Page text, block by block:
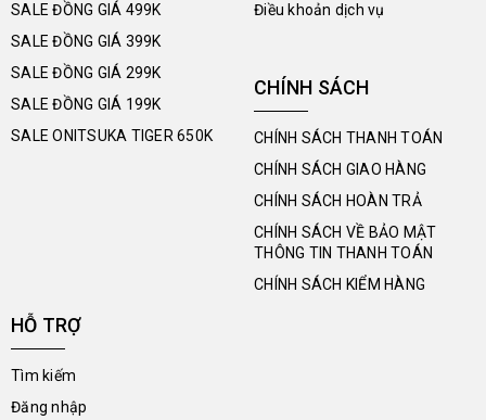
SALE ĐỒNG GIÁ 499K
SALE ĐỒNG GIÁ 399K
SALE ĐỒNG GIÁ 299K
SALE ĐỒNG GIÁ 199K
SALE ONITSUKA TIGER 650K
Điều khoản dịch vụ
CHÍNH SÁCH
CHÍNH SÁCH THANH TOÁN
CHÍNH SÁCH GIAO HÀNG
CHÍNH SÁCH HOÀN TRẢ
CHÍNH SÁCH VỀ BẢO MẬT
THÔNG TIN THANH TOÁN
CHÍNH SÁCH KIỂM HÀNG
HỖ TRỢ
Tìm kiếm
Đăng nhập